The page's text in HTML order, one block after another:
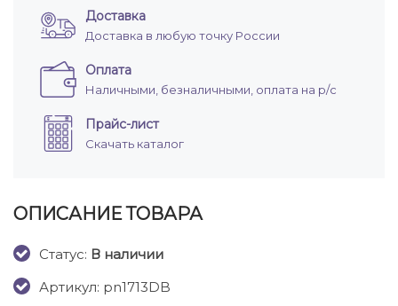
Доставка
Доставка в любую точку России
Оплата
Наличными, безналичными, оплата на р/с
Прайс-лист
Скачать каталог
ОПИСАНИЕ ТОВАРА
Cтатус: В наличии
Артикул: pn1713DB